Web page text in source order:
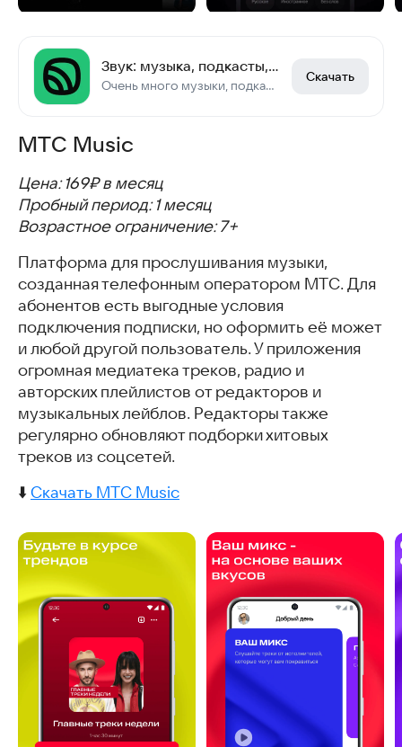
Звук: музыка, подкасты, книги
Очень много музыки, подкастов и аудиокниг! Слушайте музыку даже без интернета
Скачать
МТС Music
Цена: 169₽ в месяц
Пробный период: 1 месяц
Возрастное ограничение: 7+
Платформа для прослушивания музыки,
созданная телефонным оператором МТС. Для
абонентов есть выгодные условия
подключения подписки, но оформить её может
и любой другой пользователь. У приложения
огромная медиатека треков, радио и
авторских плейлистов от редакторов и
музыкальных лейблов. Редакторы также
регулярно обновляют подборки хитовых
треков из соцсетей.
⬇️ Скачать МТС Music